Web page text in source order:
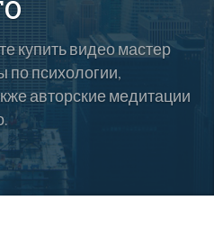
купить видео мастер
по психологии,
авторские медитации